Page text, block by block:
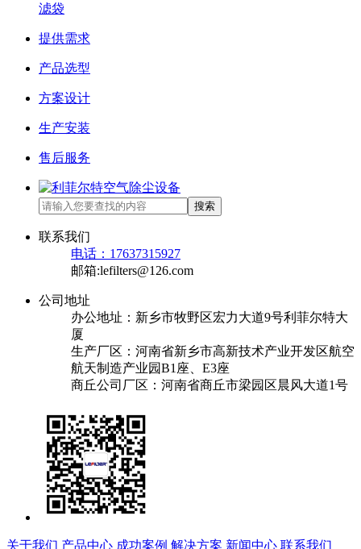
滤袋
提供需求
产品选型
方案设计
生产安装
售后服务
搜索
联系我们
电话：17637315927
邮箱:lefilters@126.com
公司地址
办公地址：新乡市牧野区宏力大道9号利菲尔特大
厦
生产厂区：河南省新乡市高新技术产业开发区航空
航天制造产业园B1座、E3座
商丘公司厂区：河南省商丘市梁园区晨风大道1号
关于我们 产品中心 成功案例 解决方案 新闻中心 联系我们